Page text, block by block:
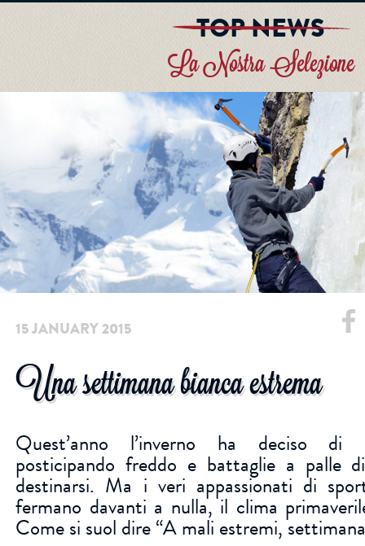
TOP NEWS
La Nostra Selezione
15 JANUARY 2015
Facebook
Una settimana bianca estrema
Quest’anno l’inverno ha deciso di
posticipando freddo e battaglie a palle
destinarsi. Ma i veri appassionati di
fermano davanti a nulla, il clima
Come si suol dire “A mali estremi,